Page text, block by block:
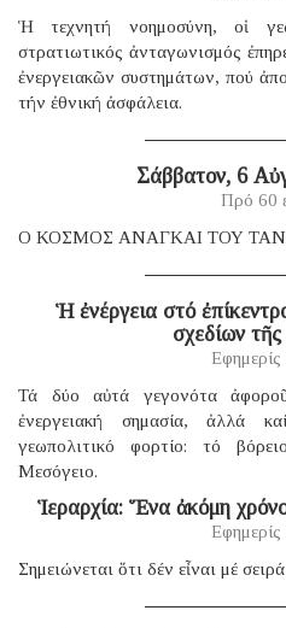
Ἡ τεχνητή νοημοσύνη, οἱ
στρατιωτικός ἀνταγωνισμός
ἐνεργειακῶν συστημάτων, πού
τήν ἐθνική ἀσφάλεια.
Σάββατον, 6
Πρό 60
Ο ΚΟΣΜΟΣ ΑΝΑΓΚΑΙ ΤΟΥ
Ἡ ἐνέργεια στό
σχεδίων
Εφημερίς
Τά δύο αὐτά γεγονότα
ἐνεργειακή σημασία, ἀλλά
γεωπολιτικό φορτίο: τό
Μεσόγειο.
Ἱεραρχία: Ἕνα ἀκόμη
Εφημερίς
Σημειώνεται ὅτι δέν εἶναι μέ